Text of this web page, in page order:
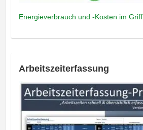
Energieverbrauch und -Kosten im Griff
Arbeitszeiterfassung